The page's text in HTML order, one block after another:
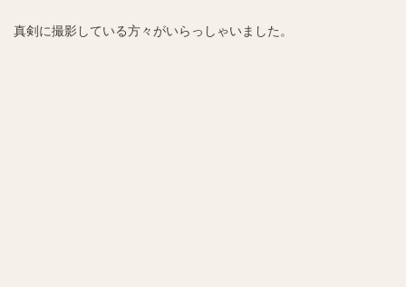
真剣に撮影している方々がいらっしゃいました。